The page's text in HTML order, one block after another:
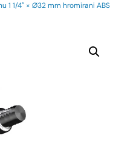
1 1/4″ × Ø32 mm hromirani ABS